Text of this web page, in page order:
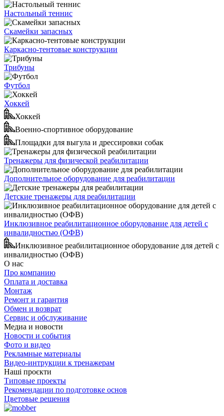
Настольный теннис
Скамейки запасных
Каркасно-тентовые конструкции
Трибуны
Футбол
Хоккей
Хоккей
Военно-спортивное оборудование
Площадки для выгула и дрессировки собак
Тренажеры для физической реабилитации
Дополнительное оборудование для реабилитации
Детские тренажеры для реабилитации
Инклюзивное реабилитационное оборудование для детей с
инвалидностью (ОФВ)
Инклюзивное реабилитационное оборудование для детей с
инвалидностью (ОФВ)
О нас
Про компанию
Оплата и доставка
Монтаж
Ремонт и гарантия
Обмен и возврат
Сервис и обслуживание
Медиа и новости
Новости и события
Фото и видео
Рекламные материалы
Видео-интрукции к тренажерам
Наші проєкти
Типовые проекты
Рекомендации по подготовке основ
Цветовые решения